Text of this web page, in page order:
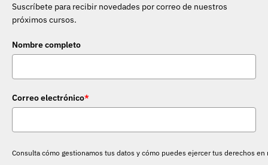
Suscríbete para recibir novedades por correo de nuestros
próximos cursos.
Nombre completo
Correo electrónico*
Consulta cómo gestionamos tus datos y cómo puedes ejercer tus derechos